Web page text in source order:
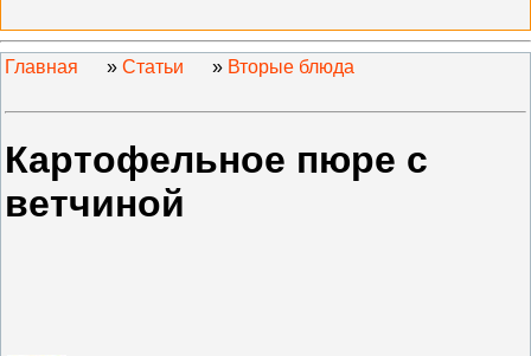
Главная » Статьи » Вторые блюда
Картофельное пюре с
ветчиной